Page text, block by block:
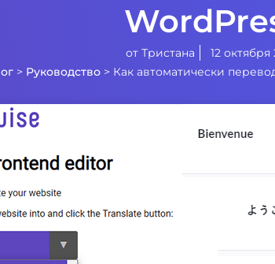
от Тристана
12 октября
> Руководство> Как автоматически